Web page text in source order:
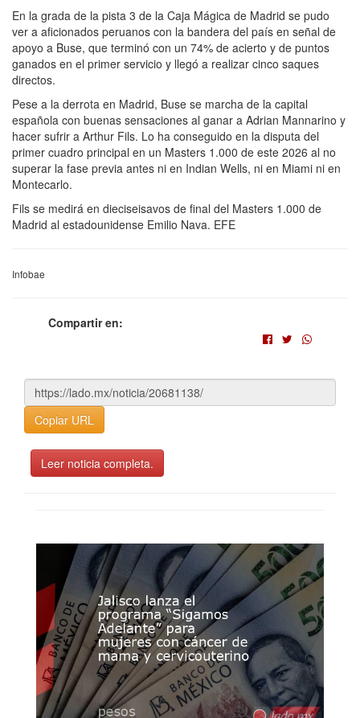
En la grada de la pista 3 de la Caja Mágica de Madrid se pudo
ver a aficionados peruanos con la bandera del país en señal de
apoyo a Buse, que terminó con un 74% de acierto y de puntos
ganados en el primer servicio y llegó a realizar cinco saques
directos.
Pese a la derrota en Madrid, Buse se marcha de la capital
española con buenas sensaciones al ganar a Adrian Mannarino y
hacer sufrir a Arthur Fils. Lo ha conseguido en la disputa del
primer cuadro principal en un Masters 1.000 de este 2026 al no
superar la fase previa antes ni en Indian Wells, ni en Miami ni en
Montecarlo.
Fils se medirá en dieciseisavos de final del Masters 1.000 de
Madrid al estadounidense Emilio Nava. EFE
Infobae
Compartir en:
Copiar URL
Leer noticia completa.